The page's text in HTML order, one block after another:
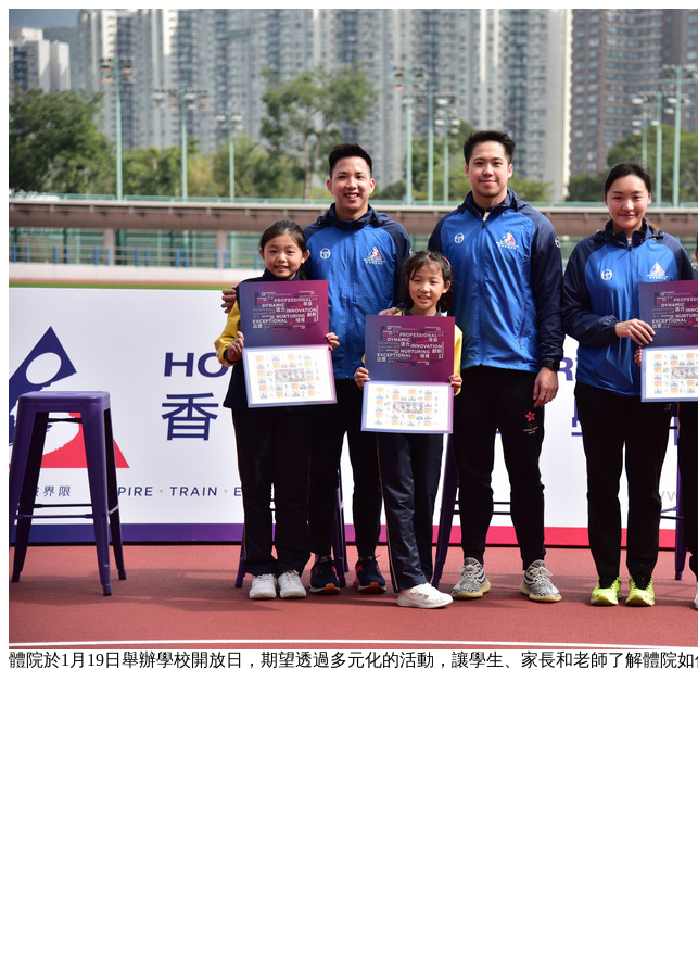
體院於1月19日舉辦學校開放日，期望透過多元化的活動，讓學生、家長和老師了解體院